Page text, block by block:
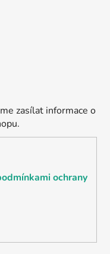
zasílat informace o
ochrany